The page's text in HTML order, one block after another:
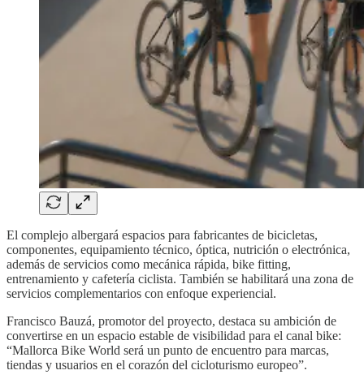
El complejo albergará espacios para fabricantes de bicicletas,
componentes, equipamiento técnico, óptica, nutrición o electrónica,
además de servicios como mecánica rápida, bike fitting,
entrenamiento y cafetería ciclista. También se habilitará una zona de
servicios complementarios con enfoque experiencial.
Francisco Bauzá, promotor del proyecto, destaca su ambición de
convertirse en un espacio estable de visibilidad para el canal bike:
“Mallorca Bike World será un punto de encuentro para marcas,
tiendas y usuarios en el corazón del cicloturismo europeo”.